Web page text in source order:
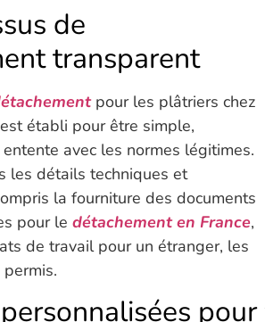
de
transparent
pour les plâtriers chez
établi pour être simple,
avec les normes légitimes.
les détails techniques et
la fourniture des documents
pour le détachement en France,
de travail pour un étranger, les
personnalisées pour